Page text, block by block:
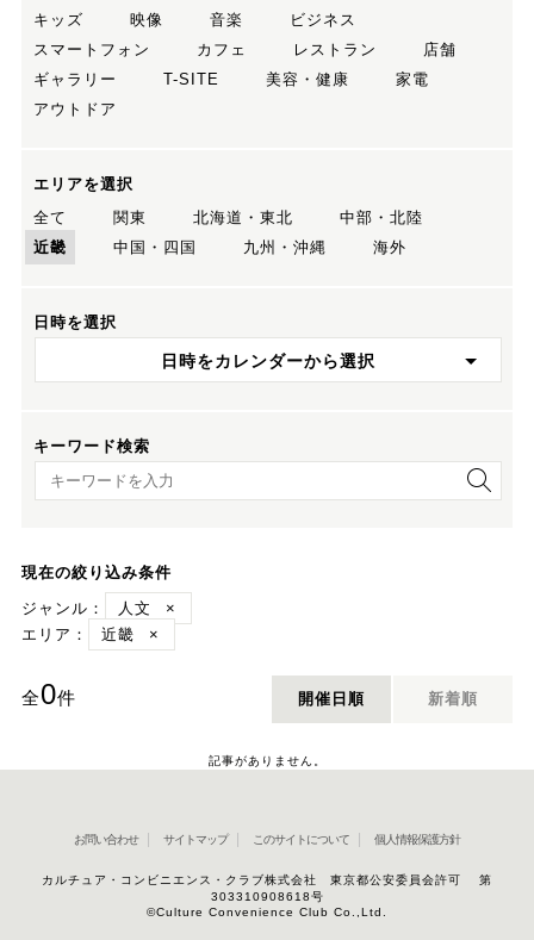
キッズ
映像 音楽
ビジネス
スマートフォン
カフェ レストラン
店舗
ギャラリー
T-SITE 美容・健康
家電
アウトドア
エリアを選択
全て
関東 北海道・東北
中部・北陸
近畿
中国・四国 九州・沖縄 海外
日時を選択
日時をカレンダーから選択
キーワード検索
キーワード検索
現在の絞り込み条件
ジャンル：
人文
×
エリア：
近畿 ×
全0件 開催日順 新着順
記事がありません。
お問い合わせ サイトマップ このサイトについて 個人情報保護方針
カルチュア・コンビニエンス・クラブ株式会社 東京都公安委員会許可 第
303310908618号
©Culture Convenience Club Co.,Ltd.